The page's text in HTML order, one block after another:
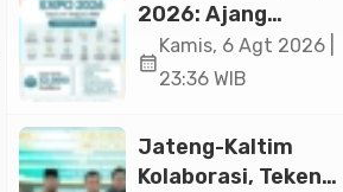
2026: Ajang
Silaturahim dan
Kebangkitan
Jakarta
calendar_month
Kamis, 6 Agt 2026 |
23:36 WIB
Jateng-Kaltim
Kolaborasi, Teken